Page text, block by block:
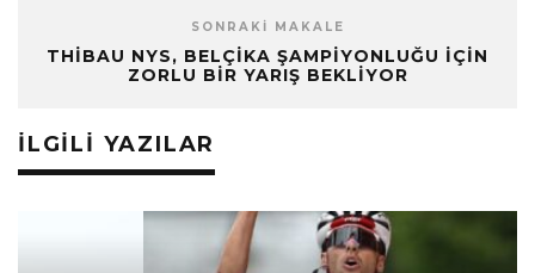
SONRAKI MAKALE
THIBAU NYS, BELÇIKA ŞAMPIYONLUĞU İÇIN
ZORLU BIR YARIŞ BEKLIYOR
İLGILI YAZILAR